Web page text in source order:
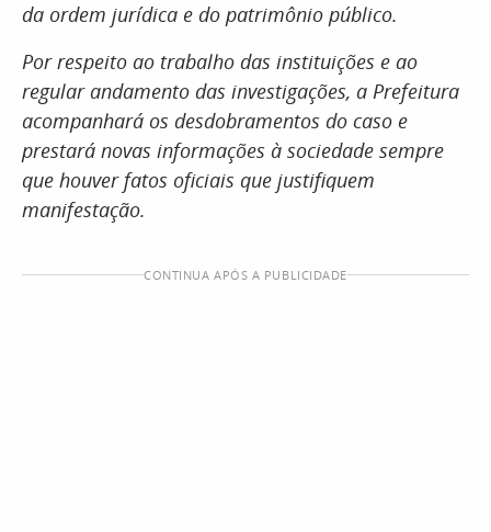
da ordem jurídica e do patrimônio público.
Por respeito ao trabalho das instituições e ao
regular andamento das investigações, a Prefeitura
acompanhará os desdobramentos do caso e
prestará novas informações à sociedade sempre
que houver fatos oficiais que justifiquem
manifestação.
CONTINUA APÓS A PUBLICIDADE